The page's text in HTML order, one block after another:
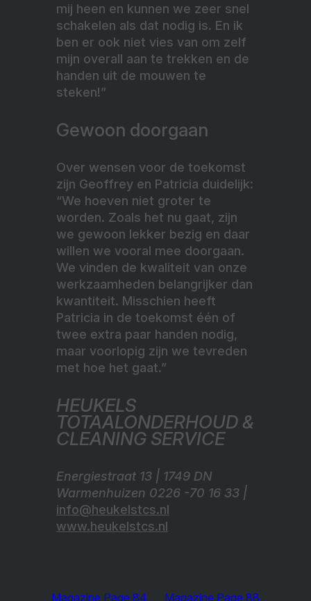
mij heen en kunnen we zeer snel
schakelen als dat nodig is. En ik
ben er ook niet vies van om zelf
mijn overall aan te trekken en de
handen uit de mouwen te
steken!”
Gewoon doorgaan
Over wensen voor de toekomst
zijn Geoffrey en Patricia duidelijk:
“We hoeven niet groter te
worden. Zoals het nu gaat, zijn
we gewoon lekker bezig en daar
willen we vooral mee doorgaan.
We vinden de kwaliteit van onze
werkzaamheden belangrijker dan
kwantiteit. Misschien heeft
Patricia in de toekomst één of
twee extra paar handen nodig,
maar voorlopig zijn we tevreden
met hoe het gaat.”
HEUKELS
TOTAALONDERHOUD &
CLEANING SERVICE
Energiestraat 13 | 1749 DN
Warmenhuizen 0226 -70 16 33 |
info@heukelstcs.nl
www.heukelstcs.nl
Magazine Page 84 Magazine Page 88